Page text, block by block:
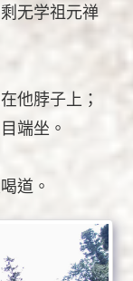
无学祖元禅
他脖子上；
端坐。
道。